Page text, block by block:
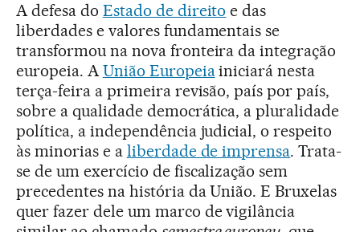
A defesa do Estado de direito e das
liberdades e valores fundamentais se
transformou na nova fronteira da integração
europeia. AUnião Europeiainiciará nesta
terça-feira a primeira revisão, país por país,
sobre a qualidade democrática, a pluralidade
política, a independência judicial, o respeito
às minorias e a liberdade de imprensa. Trata-
se de um exercício de fiscalização sem
precedentes na história da União. E Bruxelas
quer fazer dele um marco de vigilância